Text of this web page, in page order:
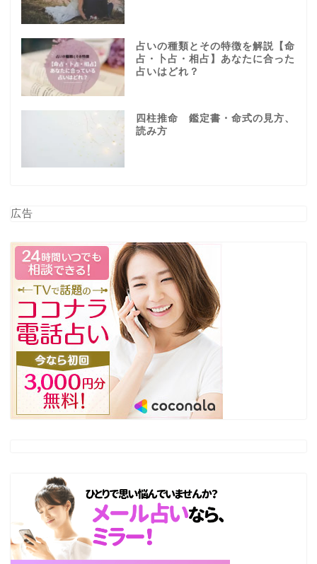
占いの種類とその特徴を解説【命
占・卜占・相占】あなたに合った
占いはどれ？
四柱推命 鑑定書・命式の見方、
読み方
広告